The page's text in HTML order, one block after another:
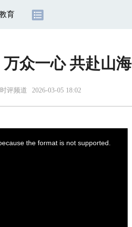
育
万众一心 共赴山海
评频道 2026-03-05 18:02
the format is not supported.